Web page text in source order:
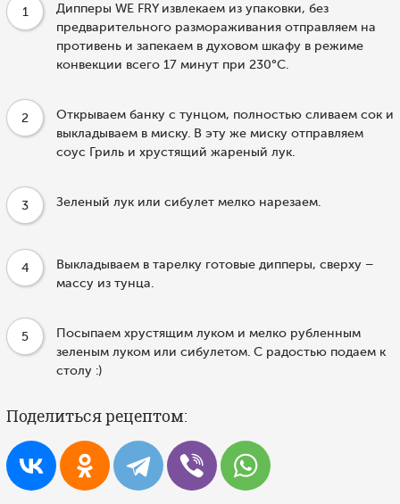
1
Дипперы WE FRY извлекаем из упаковки, без
предварительного размораживания отправляем на
противень и запекаем в духовом шкафу в режиме
конвекции всего 17 минут при 230°С.
2
Открываем банку с тунцом, полностью сливаем сок и
выкладываем в миску. В эту же миску отправляем
соус Гриль и хрустящий жареный лук.
3 Зеленый лук или сибулет мелко нарезаем.
4
Выкладываем в тарелку готовые дипперы, сверху –
массу из тунца.
5
Посыпаем хрустящим луком и мелко рубленным
зеленым луком или сибулетом. С радостью подаем к
столу :)
Поделиться рецептом: